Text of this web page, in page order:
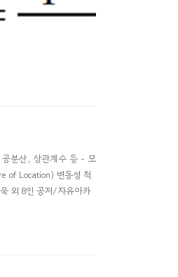
분산, 상관계수 등 - 모
of Location) 변동성 척
외 8인 공저/자유아카